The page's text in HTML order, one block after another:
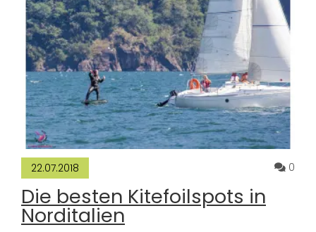
22.07.2018 0
Die besten Kitefoilspots in
Norditalien